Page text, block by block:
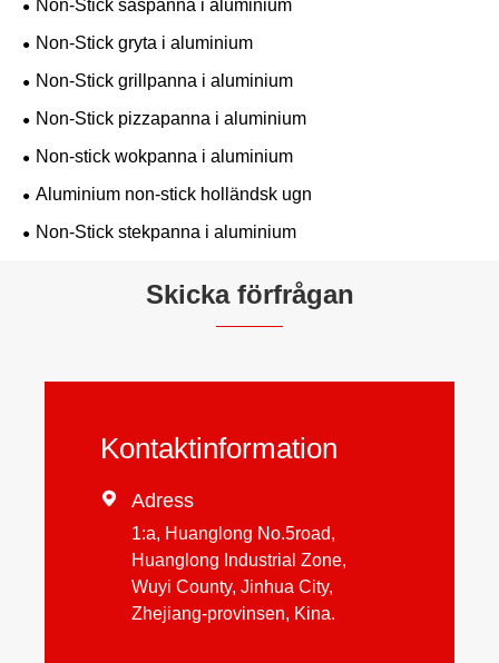
Non-Stick såspanna i aluminium
Non-Stick gryta i aluminium
Non-Stick grillpanna i aluminium
Non-Stick pizzapanna i aluminium
Non-stick wokpanna i aluminium
Aluminium non-stick holländsk ugn
Non-Stick stekpanna i aluminium
Skicka förfrågan
Kontaktinformation
 Adress
1:a, Huanglong No.5road,
Huanglong Industrial Zone,
Wuyi County, Jinhua City,
Zhejiang-provinsen, Kina.